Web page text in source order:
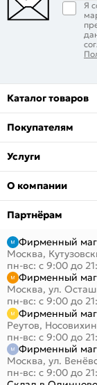
Я
Каталог товаров
Покупателям
Услуги
О компании
Партнёрам
Фирменный
Москва,
пн-вс: с 9:00 до
Фирменный
Москва, ул.
пн-вс: с 9:00 до
Фирменный
Реутов,
пн-вс: с 9:00 до
Фирменный
Москва, ул.
пн-вс: с 9:00 до